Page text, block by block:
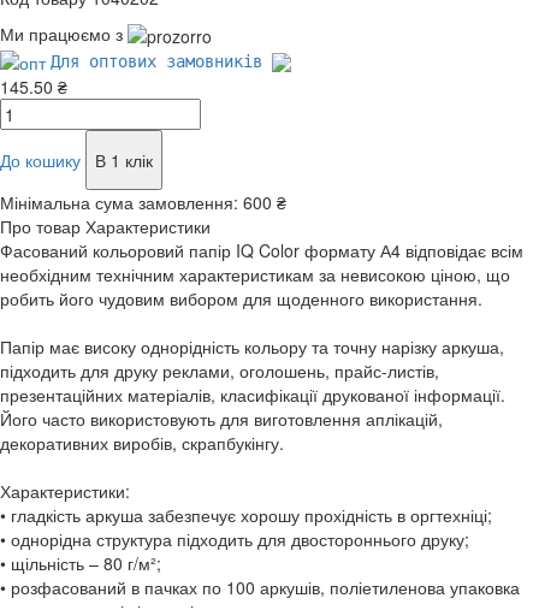
Ми працюємо з
Для оптових замовників
145.50 ₴
До кошику
В 1 клік
Мінімальна сума замовлення: 600 ₴
Про товар Характеристики
Фасований кольоровий папір IQ Color формату А4 відповідає всім
необхідним технічним характеристикам за невисокою ціною, що
робить його чудовим вибором для щоденного використання.
Папір має високу однорідність кольору та точну нарізку аркуша,
підходить для друку реклами, оголошень, прайс-листів,
презентаційних матеріалів, класифікації друкованої інформації.
Його часто використовують для виготовлення аплікацій,
декоративних виробів, скрапбукінгу.
Характеристики:
• гладкість аркуша забезпечує хорошу прохідність в оргтехніці;
• однорідна структура підходить для двостороннього друку;
• щільність – 80 г/м²;
• розфасований в пачках по 100 аркушів, поліетиленова упаковка